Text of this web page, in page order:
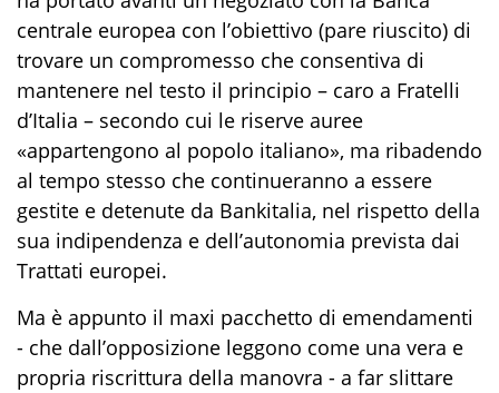
centrale europea con l’obiettivo (pare riuscito) di
trovare un compromesso che consentiva di
mantenere nel testo il principio – caro a Fratelli
d’Italia – secondo cui le riserve auree
«appartengono al popolo italiano», ma ribadendo
al tempo stesso che continueranno a essere
gestite e detenute da Bankitalia, nel rispetto della
sua indipendenza e dell’autonomia prevista dai
Trattati europei.
Ma è appunto il maxi pacchetto di emendamenti
- che dall’opposizione leggono come una vera e
propria riscrittura della manovra - a far slittare